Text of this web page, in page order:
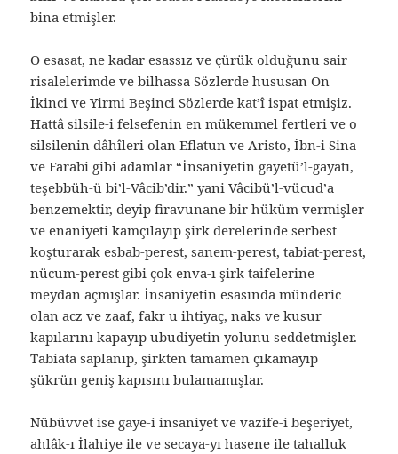
bina etmişler.
O esasat, ne kadar esassız ve çürük olduğunu sair
risalelerimde ve bilhassa Sözlerde hususan On
İkinci ve Yirmi Beşinci Sözlerde kat’î ispat etmişiz.
Hattâ silsile-i felsefenin en mükemmel fertleri ve o
silsilenin dâhîleri olan Eflatun ve Aristo, İbn-i Sina
ve Farabi gibi adamlar “İnsaniyetin gayetü’l-gayatı,
teşebbüh-ü bi’l-Vâcib’dir.” yani Vâcibü’l-vücud’a
benzemektir, deyip firavunane bir hüküm vermişler
ve enaniyeti kamçılayıp şirk derelerinde serbest
koşturarak esbab-perest, sanem-perest, tabiat-perest,
nücum-perest gibi çok enva-ı şirk taifelerine
meydan açmışlar. İnsaniyetin esasında münderic
olan acz ve zaaf, fakr u ihtiyaç, naks ve kusur
kapılarını kapayıp ubudiyetin yolunu seddetmişler.
Tabiata saplanıp, şirkten tamamen çıkamayıp
şükrün geniş kapısını bulamamışlar.
Nübüvvet ise gaye-i insaniyet ve vazife-i beşeriyet,
ahlâk-ı İlahiye ile ve secaya-yı hasene ile tahalluk